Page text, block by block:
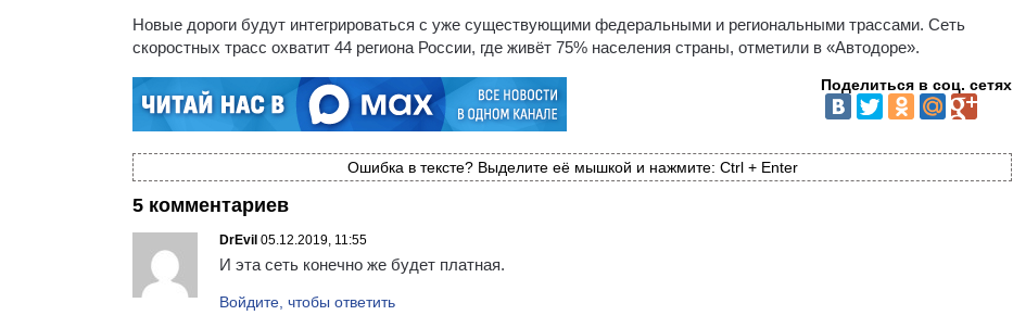
Новые дороги будут интегрироваться с уже существующими федеральными и региональными трассами. Сеть
скоростных трасс охватит 44 региона России, где живёт 75% населения страны, отметили в «Автодоре».
Поделиться в соц. сетях
Ошибка в тексте? Выделите её мышкой и нажмите: Ctrl + Enter
5 комментариев
DrEvil 05.12.2019, 11:55
И эта сеть конечно же будет платная.
Войдите, чтобы ответить